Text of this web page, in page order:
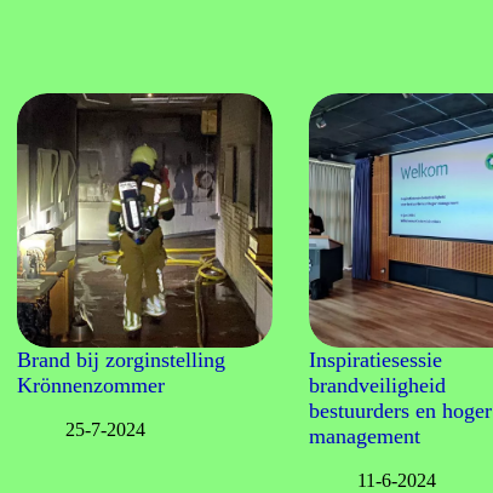
Brand bij zorginstelling
Krönnenzommer
25-7-2024
Inspiratiesessie
brandveiligheid
bestuurders en hoger
management
11-6-2024